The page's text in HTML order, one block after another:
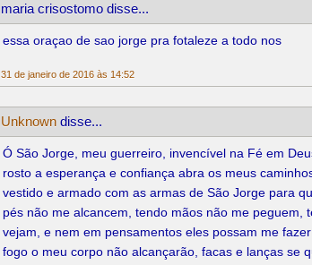
maria crisostomo disse...
essa oraçao de sao jorge pra fotaleze a todo nos
31 de janeiro de 2016 às 14:52
Unknown disse...
Ó São Jorge, meu guerreiro, invencível na Fé em
rosto a esperança e confiança abra os meus
vestido e armado com as armas de São Jorge para
pés não me alcancem, tendo mãos não me peguem,
vejam, e nem em pensamentos eles possam me
fogo o meu corpo não alcançarão, facas e lanças se